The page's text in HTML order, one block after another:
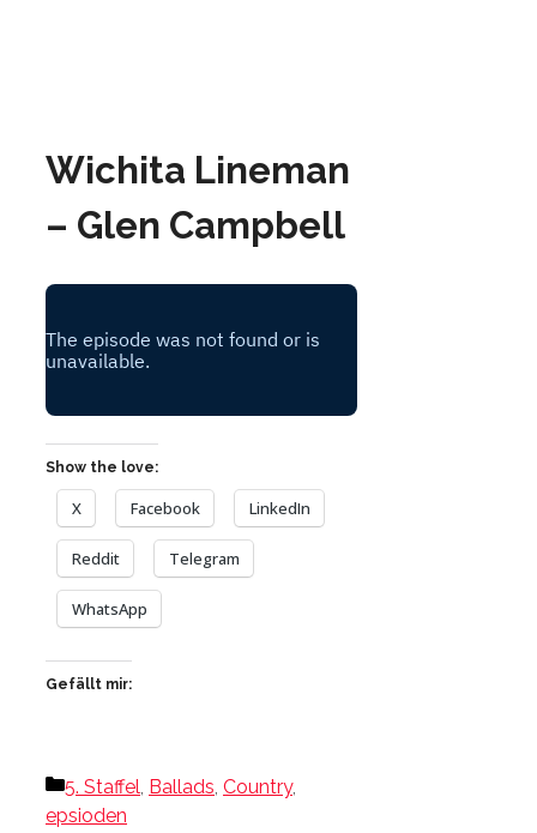
Wichita Lineman
– Glen Campbell
Show the love:
X Facebook LinkedIn
Reddit Telegram
WhatsApp
Gefällt mir:
Kategorien
5. Staffel, Ballads, Country,
epsioden